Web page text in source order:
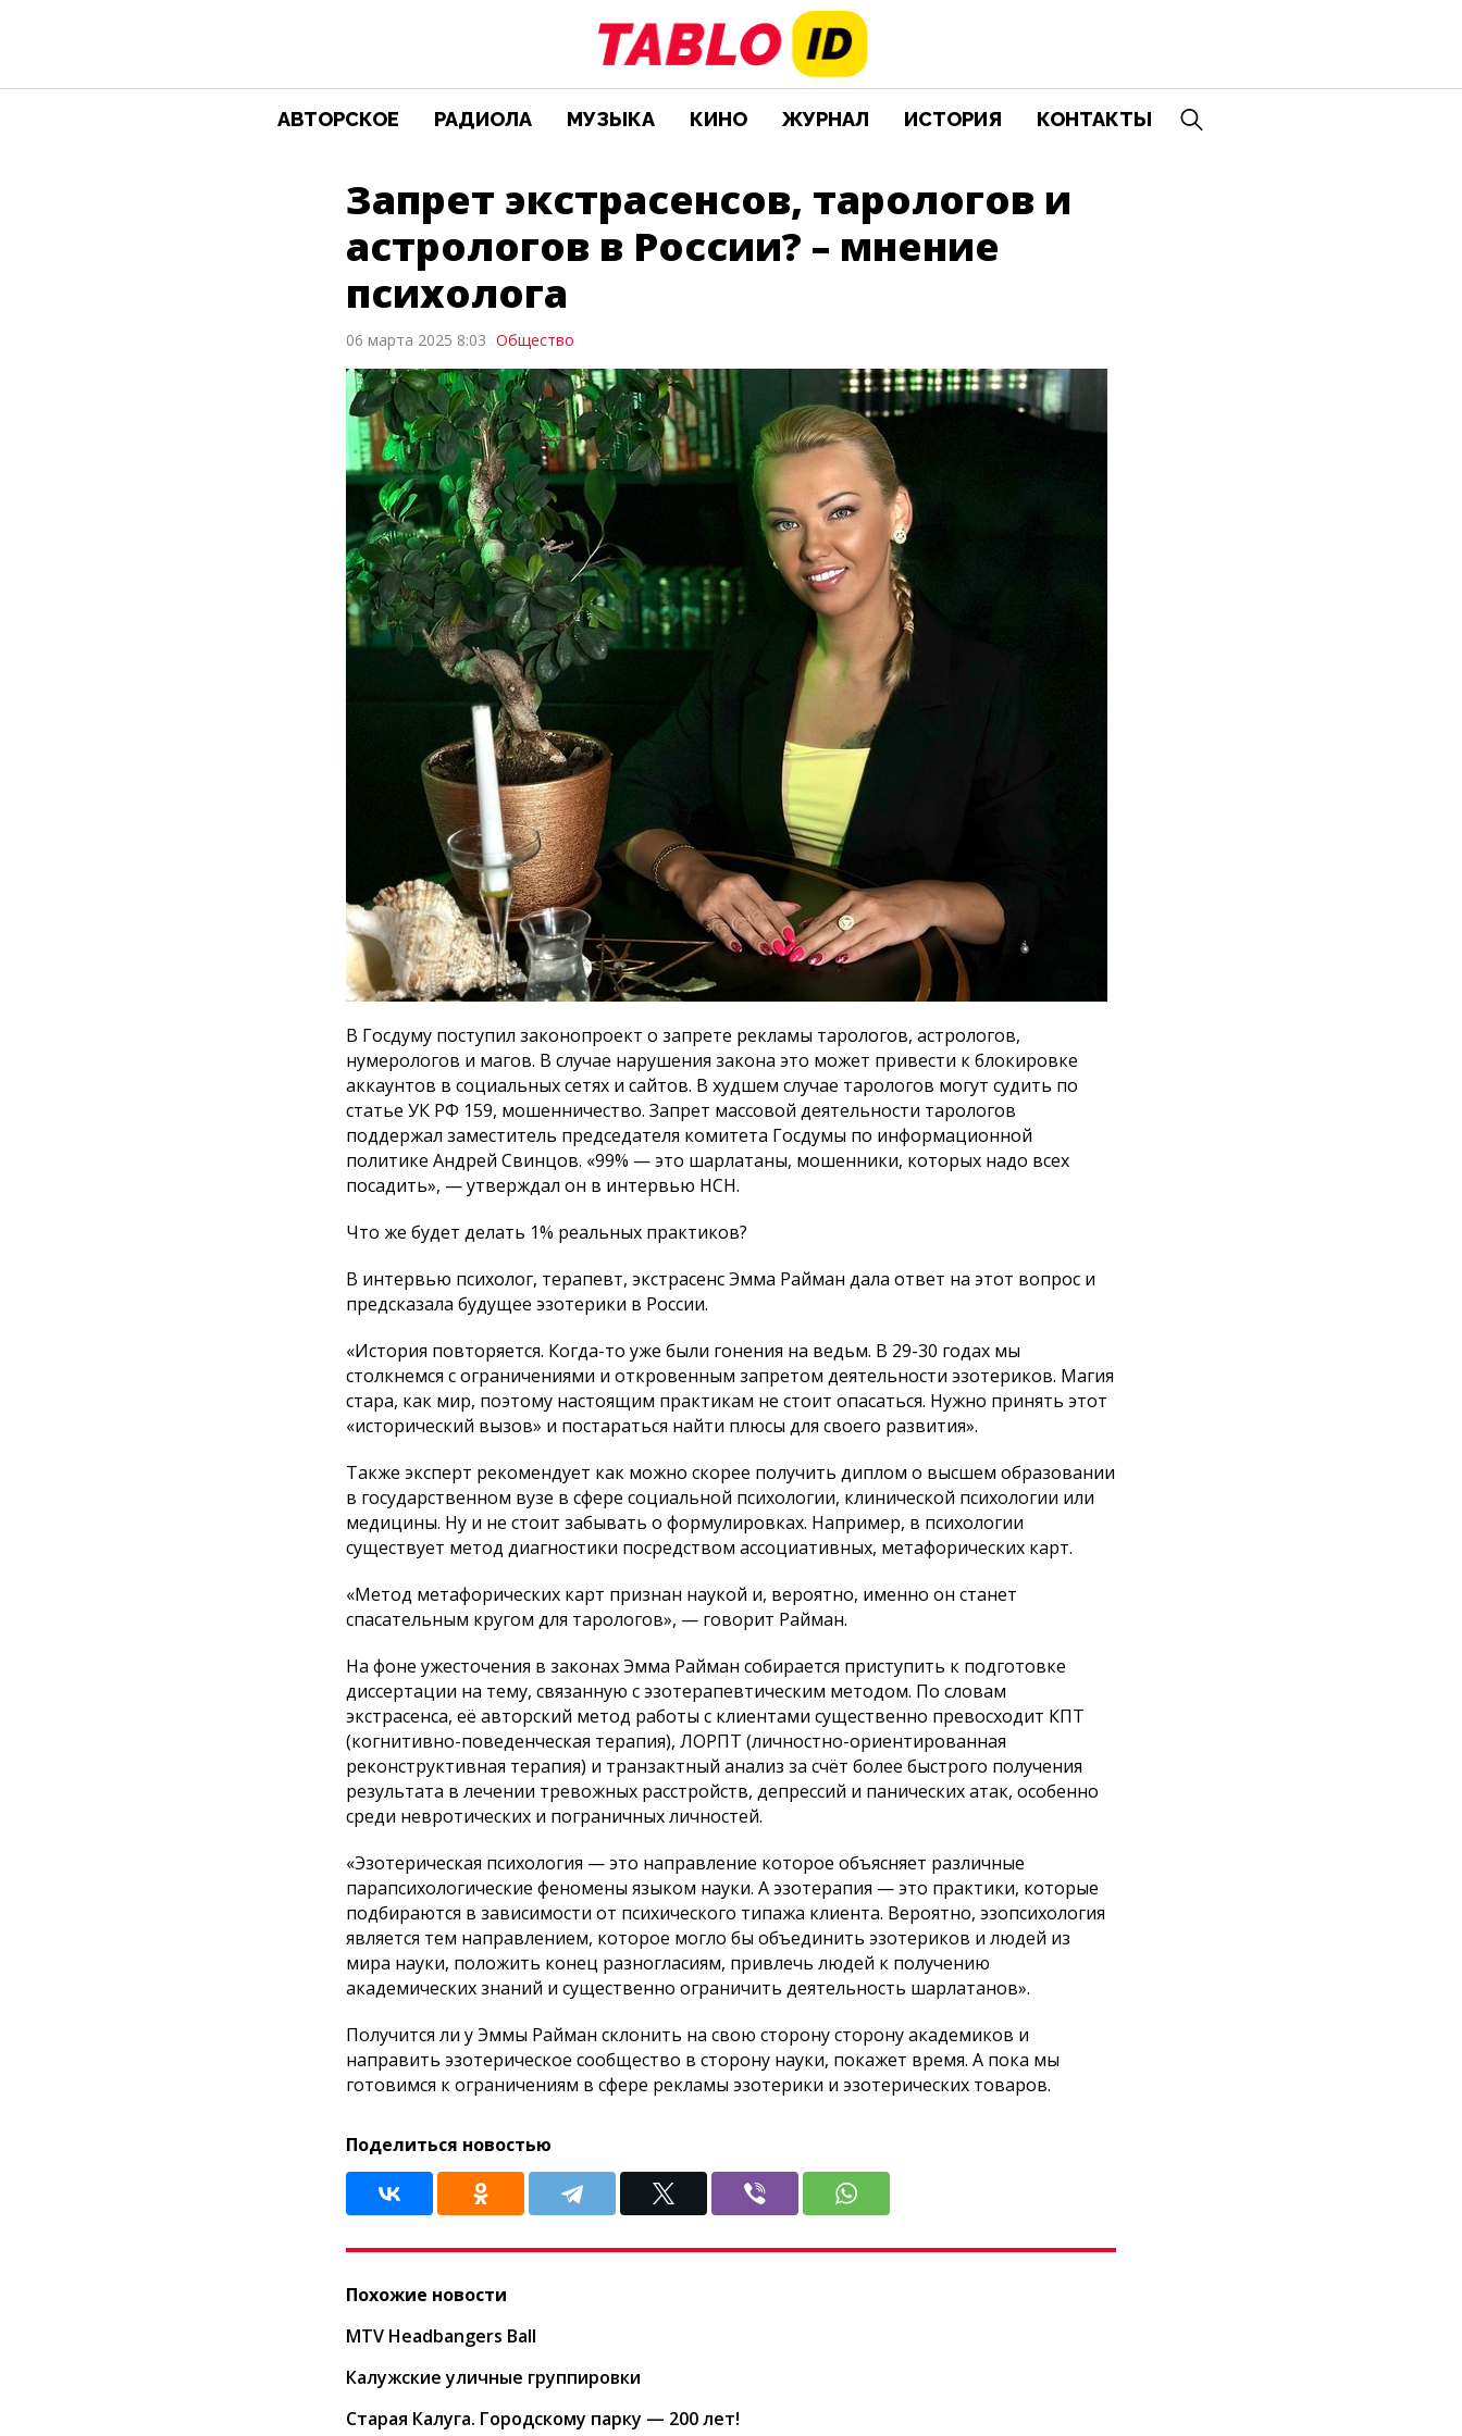
АВТОРСКОЕ РАДИОЛА МУЗЫКА КИНО ЖУРНАЛ ИСТОРИЯ КОНТАКТЫ
Запрет экстрасенсов, тарологов и
астрологов в России? – мнение
психолога
06 марта 2025 8:03 Общество
В Госдуму поступил законопроект о запрете рекламы тарологов, астрологов,
нумерологов и магов. В случае нарушения закона это может привести к блокировке
аккаунтов в социальных сетях и сайтов. В худшем случае тарологов могут судить по
статье УК РФ 159, мошенничество. Запрет массовой деятельности тарологов
поддержал заместитель председателя комитета Госдумы по информационной
политике Андрей Свинцов. «99% — это шарлатаны, мошенники, которых надо всех
посадить», — утверждал он в интервью НСН.
Что же будет делать 1% реальных практиков?
В интервью психолог, терапевт, экстрасенс Эмма Райман дала ответ на этот вопрос и
предсказала будущее эзотерики в России.
«История повторяется. Когда-то уже были гонения на ведьм. В 29-30 годах мы
столкнемся с ограничениями и откровенным запретом деятельности эзотериков. Магия
стара, как мир, поэтому настоящим практикам не стоит опасаться. Нужно принять этот
«исторический вызов» и постараться найти плюсы для своего развития».
Также эксперт рекомендует как можно скорее получить диплом о высшем образовании
в государственном вузе в сфере социальной психологии, клинической психологии или
медицины. Ну и не стоит забывать о формулировках. Например, в психологии
существует метод диагностики посредством ассоциативных, метафорических карт.
«Метод метафорических карт признан наукой и, вероятно, именно он станет
спасательным кругом для тарологов», — говорит Райман.
На фоне ужесточения в законах Эмма Райман собирается приступить к подготовке
диссертации на тему, связанную с эзотерапевтическим методом. По словам
экстрасенса, её авторский метод работы с клиентами существенно превосходит КПТ
(когнитивно-поведенческая терапия), ЛОРПТ (личностно-ориентированная
реконструктивная терапия) и транзактный анализ за счёт более быстрого получения
результата в лечении тревожных расстройств, депрессий и панических атак, особенно
среди невротических и пограничных личностей.
«Эзотерическая психология — это направление которое объясняет различные
парапсихологические феномены языком науки. А эзотерапия — это практики, которые
подбираются в зависимости от психического типажа клиента. Вероятно, эзопсихология
является тем направлением, которое могло бы объединить эзотериков и людей из
мира науки, положить конец разногласиям, привлечь людей к получению
академических знаний и существенно ограничить деятельность шарлатанов».
Получится ли у Эммы Райман склонить на свою сторону сторону академиков и
направить эзотерическое сообщество в сторону науки, покажет время. А пока мы
готовимся к ограничениям в сфере рекламы эзотерики и эзотерических товаров.
Поделиться новостью
Похожие новости
MTV Headbangers Ball
Калужские уличные группировки
Старая Калуга. Городскому парку — 200 лет!